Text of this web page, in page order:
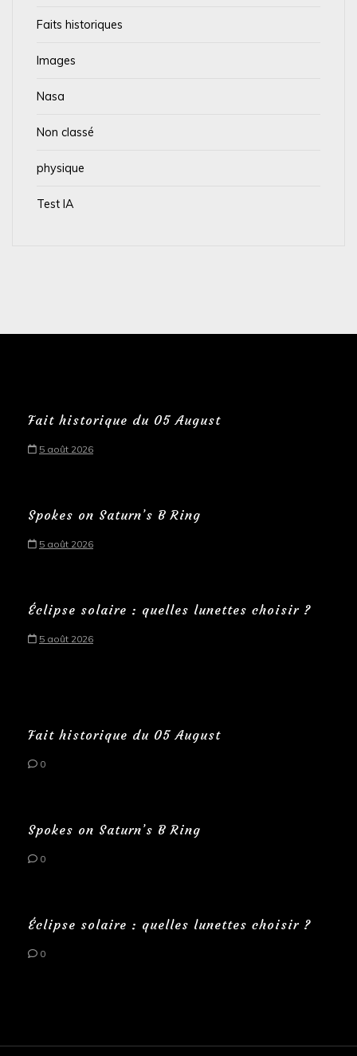
Faits historiques
Images
Nasa
Non classé
physique
Test IA
Fait historique du 05 August
5 août 2026
Spokes on Saturn’s B Ring
5 août 2026
Éclipse solaire : quelles lunettes choisir ?
5 août 2026
Fait historique du 05 August
0
Spokes on Saturn’s B Ring
0
Éclipse solaire : quelles lunettes choisir ?
0